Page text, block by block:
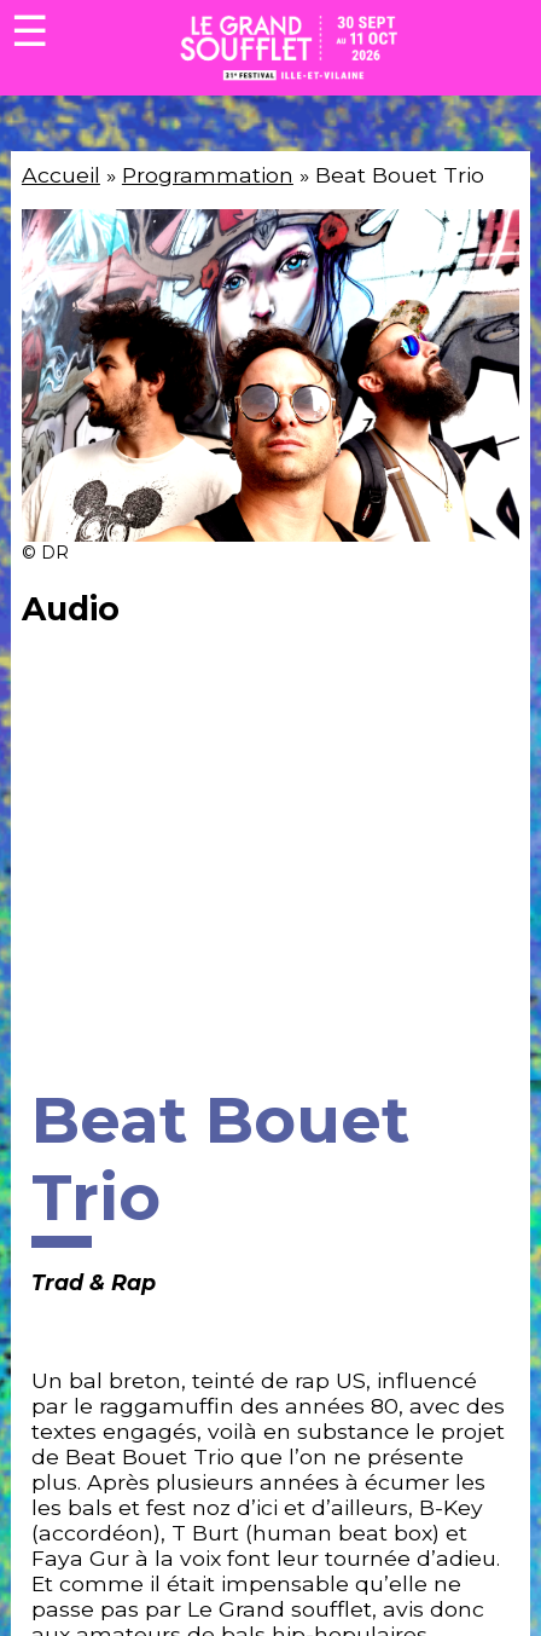
☰
Accueil
Billetterie
La
Fabrique
Association
Engagements
Accessibilité
&
Prévention
Newsletter
Partenaires
Mentions
légales
Historique
Accueil » Programmation » Beat Bouet Trio
© DR
Audio
Beat Bouet
Trio
Trad & Rap
Un bal breton, teinté de rap US, influencé
par le raggamuffin des années 80, avec des
textes engagés, voilà en substance le projet
de Beat Bouet Trio que l’on ne présente
plus. Après plusieurs années à écumer les
les bals et fest noz d’ici et d’ailleurs, B-Key
(accordéon), T Burt (human beat box) et
Faya Gur à la voix font leur tournée d’adieu.
Et comme il était impensable qu’elle ne
passe pas par Le Grand soufflet, avis donc